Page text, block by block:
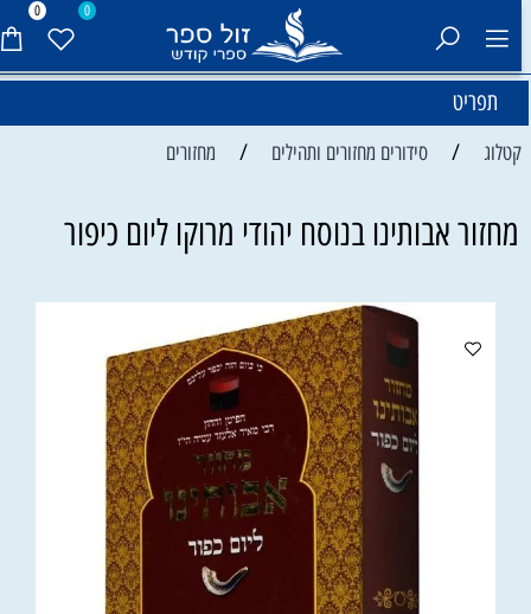
0 0
תפריט
קטלוג / סידורים מחזורים ותהילים / מחזורים
מחזור אבותינו בנוסח יהודי מרוקו ליום כיפור